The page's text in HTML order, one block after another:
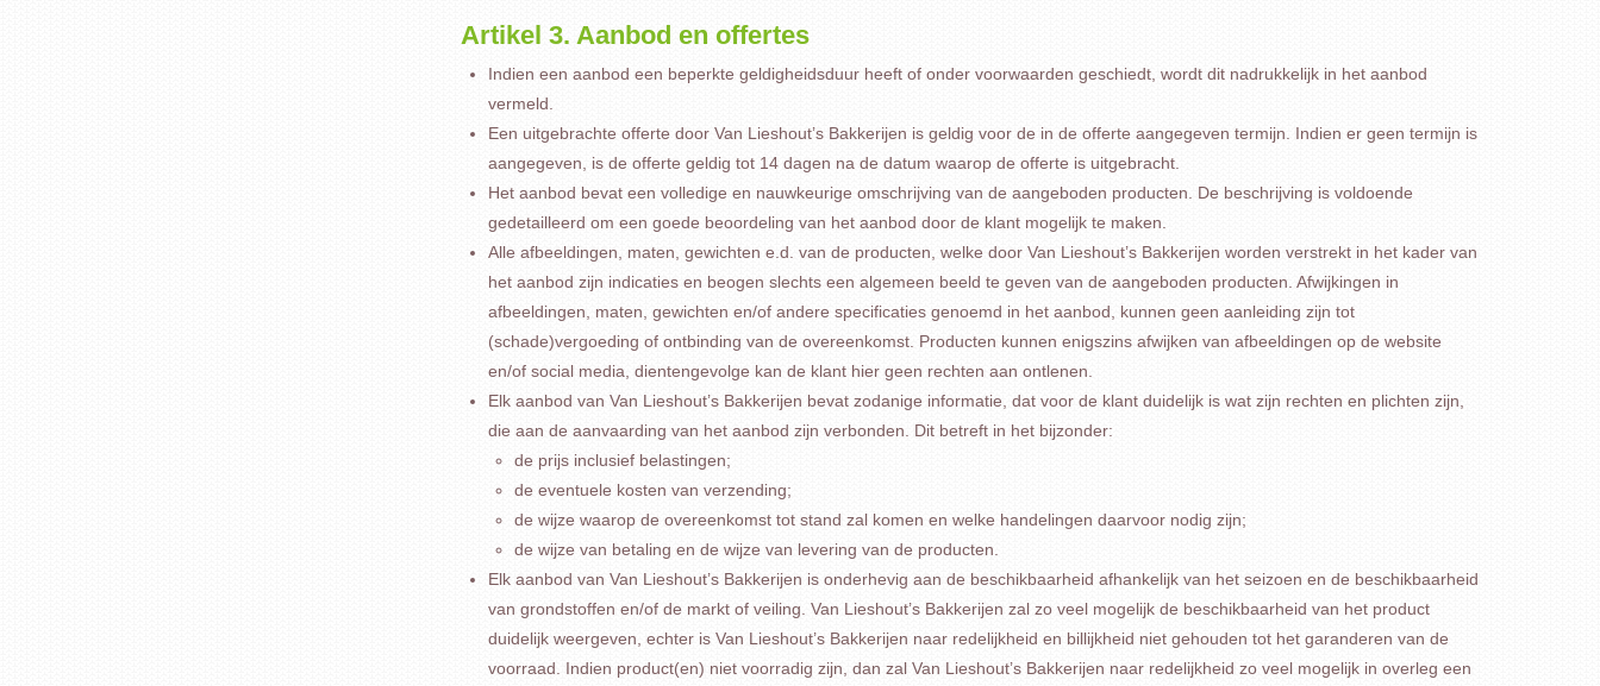
Artikel 3. Aanbod en offertes
Indien een aanbod een beperkte geldigheidsduur heeft of onder voorwaarden geschiedt, wordt dit nadrukkelijk in het aanbod
vermeld.
Een uitgebrachte offerte door Van Lieshout’s Bakkerijen is geldig voor de in de offerte aangegeven termijn. Indien er geen termijn is
aangegeven, is de offerte geldig tot 14 dagen na de datum waarop de offerte is uitgebracht.
Het aanbod bevat een volledige en nauwkeurige omschrijving van de aangeboden producten. De beschrijving is voldoende
gedetailleerd om een goede beoordeling van het aanbod door de klant mogelijk te maken.
Alle afbeeldingen, maten, gewichten e.d. van de producten, welke door Van Lieshout’s Bakkerijen worden verstrekt in het kader van
het aanbod zijn indicaties en beogen slechts een algemeen beeld te geven van de aangeboden producten. Afwijkingen in
afbeeldingen, maten, gewichten en/of andere specificaties genoemd in het aanbod, kunnen geen aanleiding zijn tot
(schade)vergoeding of ontbinding van de overeenkomst. Producten kunnen enigszins afwijken van afbeeldingen op de website
en/of social media, dientengevolge kan de klant hier geen rechten aan ontlenen.
Elk aanbod van Van Lieshout’s Bakkerijen bevat zodanige informatie, dat voor de klant duidelijk is wat zijn rechten en plichten zijn,
die aan de aanvaarding van het aanbod zijn verbonden. Dit betreft in het bijzonder:
de prijs inclusief belastingen;
de eventuele kosten van verzending;
de wijze waarop de overeenkomst tot stand zal komen en welke handelingen daarvoor nodig zijn;
de wijze van betaling en de wijze van levering van de producten.
Elk aanbod van Van Lieshout’s Bakkerijen is onderhevig aan de beschikbaarheid afhankelijk van het seizoen en de beschikbaarheid
van grondstoffen en/of de markt of veiling. Van Lieshout’s Bakkerijen zal zo veel mogelijk de beschikbaarheid van het product
duidelijk weergeven, echter is Van Lieshout’s Bakkerijen naar redelijkheid en billijkheid niet gehouden tot het garanderen van de
voorraad. Indien product(en) niet voorradig zijn, dan zal Van Lieshout’s Bakkerijen naar redelijkheid zo veel mogelijk in overleg een